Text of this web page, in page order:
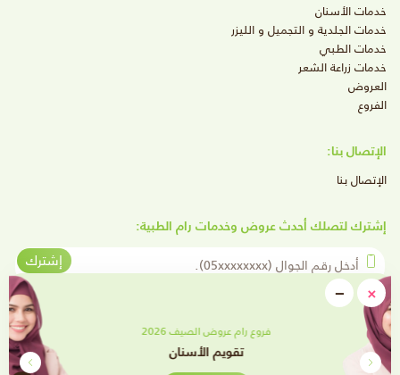
×
close−
Minimize
فروع رام عروض الصيف 2026
تقويم الأسنان
خدمات الأسنان
خدمات الجلدية و التجميل و الليزر
خدمات الطبي
خدمات زراعة الشعر
العروض
الفروع
الإتصال بنا:
الإتصال بنا
إشترك لتصلك أحدث عروض وخدمات رام الطبية:
أدخل رقم الجوال
إشترك
تابعنا على وسائل التواصل الإجتماعي